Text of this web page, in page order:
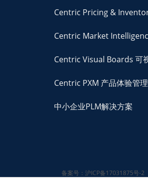
Centric Pricing &
Centric Market
Centric Visual Boards 可
Centric PXM 产品体验管
中小企业PLM解决方案
备案号：沪ICP备17031875号-2